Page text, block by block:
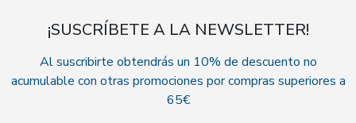
¡SUSCRÍBETE A LA NEWSLETTER!
Al suscribirte obtendrás un 10% de descuento no
acumulable con otras promociones por compras superiores a
65€